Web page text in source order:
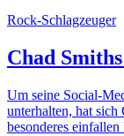
Rock-Schlagzeuger
Chad
Um seine Social-
unterhalten, hat
besonderes einfallen